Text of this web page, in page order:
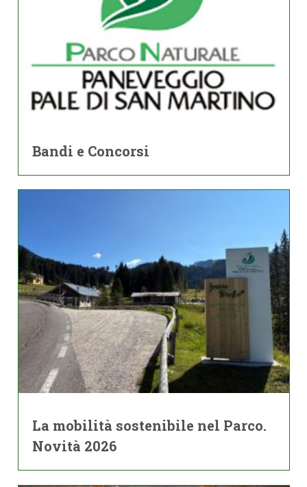
Bandi e Concorsi
La mobilità sostenibile nel Parco.
Novità 2026